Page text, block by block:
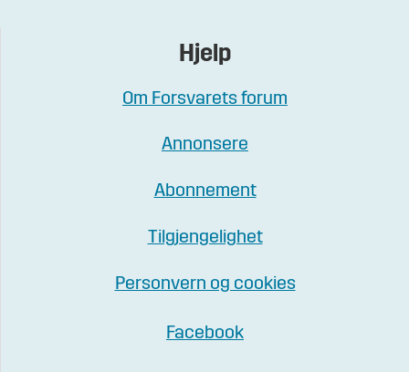
Hjelp
Om Forsvarets forum
Annonsere
Abonnement
Tilgjengelighet
Personvern og cookies
Facebook